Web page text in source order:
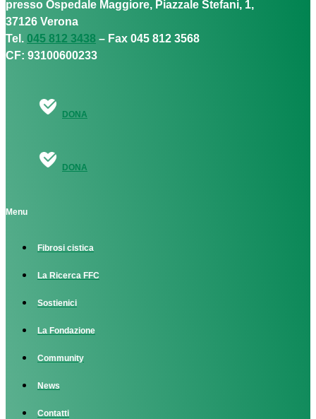
presso Ospedale Maggiore, Piazzale Stefani, 1,
37126 Verona
Tel. 045 812 3438 – Fax 045 812 3568
CF: 93100600233
DONA
DONA
Menu
Fibrosi cistica
La Ricerca FFC
Sostienici
La Fondazione
Community
News
Contatti